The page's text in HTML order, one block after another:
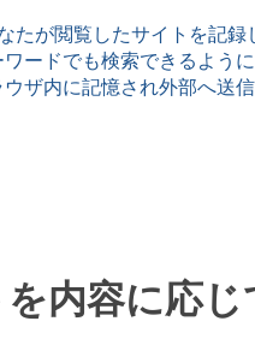
たが閲覧したサイトを記
ードでも検索できるよう
ザ内に記憶され外部へ送
内容に応じ